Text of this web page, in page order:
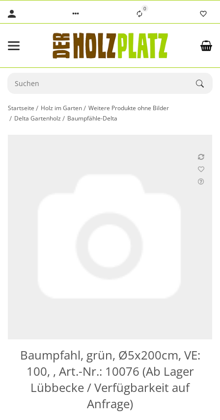
0
Startseite Holz im Garten
Weitere Produkte ohne Bilder
Delta Gartenholz
Baumpfähle-Delta
Baumpfahl, grün, Ø5x200cm, VE:
100, , Art.-Nr.: 10076 (Ab Lager
Lübbecke / Verfügbarkeit auf
Anfrage)